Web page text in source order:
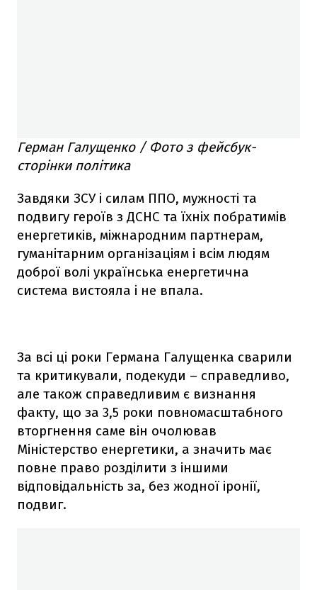
Герман Галущенко / Фото з фейсбук-
сторінки політика
Завдяки ЗСУ і силам ППО, мужності та
подвигу героїв з ДСНС та їхніх побратимів
енергетиків, міжнародним партнерам,
гуманітарним організаціям і всім людям
доброї волі українська енергетична
система вистояла і не впала.
За всі ці роки Германа Галущенка сварили
та критикували, подекуди – справедливо,
але також справедливим є визнання
факту, що за 3,5 роки повномасштабного
вторгнення саме він очолював
Міністерство енергетики, а значить має
повне право розділити з іншими
відповідальність за, без жодної іронії,
подвиг.